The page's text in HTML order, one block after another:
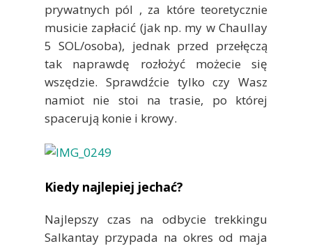
prywatnych pól , za które teoretycznie
musicie zapłacić (jak np. my w Chaullay
5 SOL/osoba), jednak przed przełęczą
tak naprawdę rozłożyć możecie się
wszędzie. Sprawdźcie tylko czy Wasz
namiot nie stoi na trasie, po której
spacerują konie i krowy.
Kiedy najlepiej jechać?
Najlepszy czas na odbycie trekkingu
Salkantay przypada na okres od maja